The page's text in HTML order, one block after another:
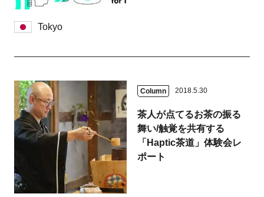
Tokyo
Column 2018.5.30
茶人が点てるお茶の振る
舞い/触覚を共有する
「Haptic茶道」体験会レ
ポート